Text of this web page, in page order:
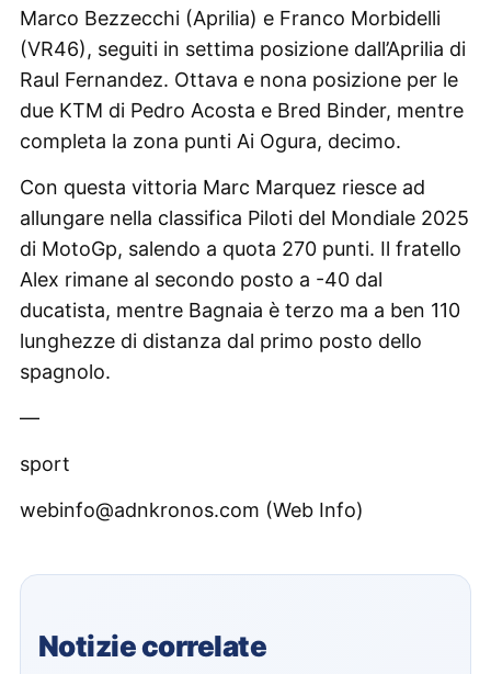
Marco Bezzecchi (Aprilia) e Franco Morbidelli
(VR46), seguiti in settima posizione dall’Aprilia di
Raul Fernandez. Ottava e nona posizione per le
due KTM di Pedro Acosta e Bred Binder, mentre
completa la zona punti Ai Ogura, decimo.
Con questa vittoria Marc Marquez riesce ad
allungare nella classifica Piloti del Mondiale 2025
di MotoGp, salendo a quota 270 punti. Il fratello
Alex rimane al secondo posto a -40 dal
ducatista, mentre Bagnaia è terzo ma a ben 110
lunghezze di distanza dal primo posto dello
spagnolo.
—
sport
webinfo@adnkronos.com (Web Info)
Notizie correlate